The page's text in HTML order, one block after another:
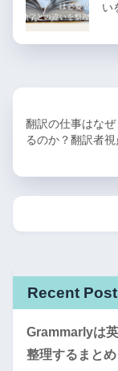
い
翻訳の仕事はな
るのか？翻訳者
Recent
Grammarlyは
整理するまとめ